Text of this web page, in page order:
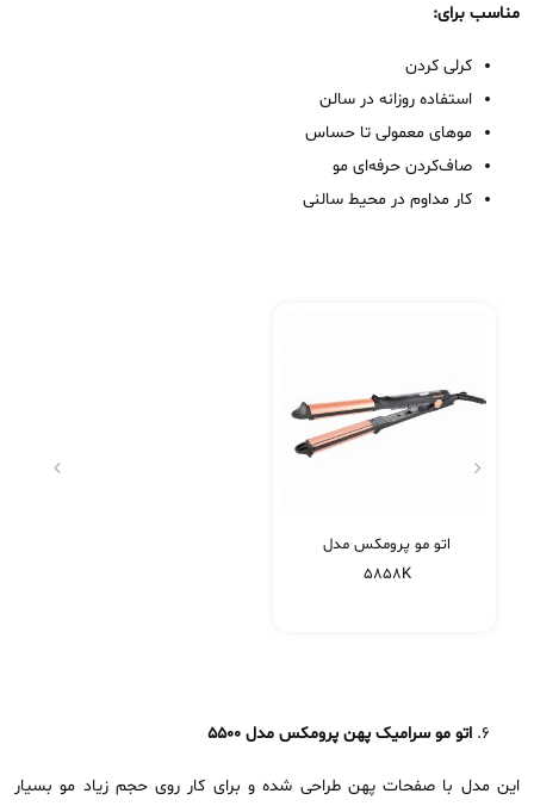
مناسب برای:
کرلی کردن
استفاده روزانه در سالن
موهای معمولی تا حساس
صاف‌کردن حرفه‌ای مو
کار مداوم در محیط سالنی
اتو مو پرومکس مدل
5858K
اتو مو سرامیک پهن پرومکس مدل 5500
این مدل با صفحات پهن طراحی شده و برای کار روی حجم زیاد مو بسیار